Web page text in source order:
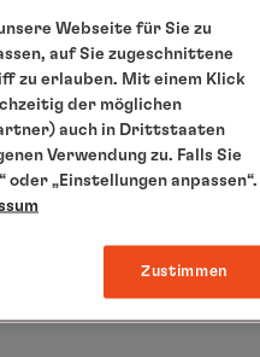
Webseite für Sie zu
auf Sie zugeschnittene
zu erlauben. Mit einem Klick
der möglichen
auch in Drittstaaten
Verwendung zu. Falls Sie
„Einstellungen anpassen“.
Zustimmen